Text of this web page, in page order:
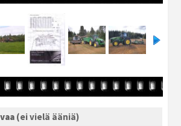
(ei vielä ääniä)